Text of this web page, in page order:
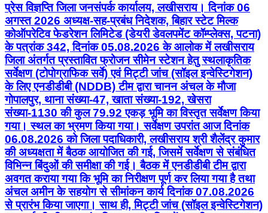
प्रेस विज्ञप्ति जिला जनसंपर्क कार्यालय, लखीसराय। दिनांक 06
अगस्त 2026 अध्यक्ष-सह-प्रबंध निदेशक, बिहार स्टेट मिल्क
कोऑपरेटिव फेडरेशन लिमिटेड (डेयरी डेवलपमेंट कॉम्प्लेक्स, पटना)
के पत्रांक 342, दिनांक 05.08.2026 के आलोक में लखीसराय
जिला अंतर्गत प्रस्तावित फ्रोजन सीमेन स्टेशन हेतु स्थलाकृतिक
सर्वेक्षण (टोपोग्राफिक सर्वे) एवं मिट्टी जांच (सॉइल इन्वेस्टिगेशन)
के लिए एनडीडीबी (NDDB) टीम द्वारा चानन अंचल के मौजा
गोपालपुर, थाना संख्या-47, खाता संख्या-192, खेसरा
संख्या-1130 की कुल 79.92 एकड़ भूमि का विस्तृत सर्वेक्षण किया
गया। स्थल का भ्रमण किया गया। सर्वेक्षण उपरांत आज दिनांक
06.08.2026 को जिला पदाधिकारी, लखीसराय श्री शैलेंद्र कुमार
की अध्यक्षता में बैठक आयोजित की गई, जिसमें सर्वेक्षण से संबंधित
विभिन्न बिंदुओं की समीक्षा की गई। बैठक में एनडीडीबी टीम द्वारा
अवगत कराया गया कि भूमि का निरीक्षण पूर्ण कर लिया गया है तथा
अंचल अमीन के सहयोग से सीमांकन कार्य दिनांक 07.08.2026
से प्रारंभ किया जाएगा। साथ ही, मिट्टी जांच (सॉइल इन्वेस्टिगेशन)